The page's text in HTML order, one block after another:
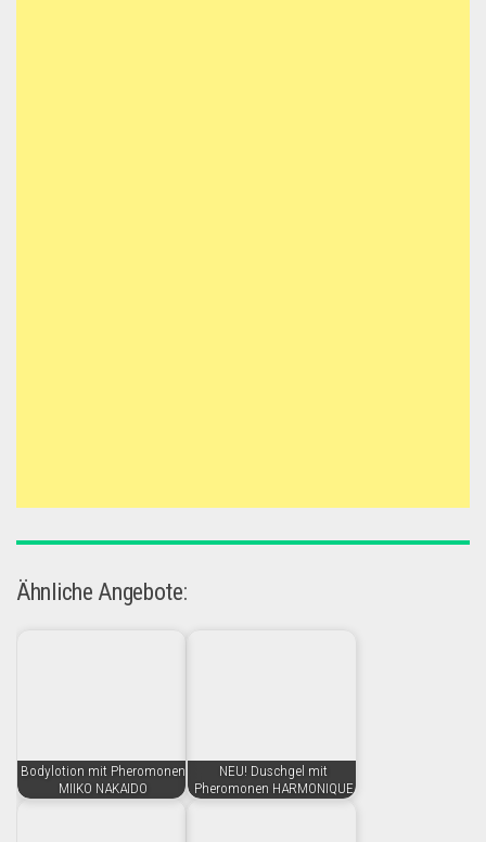
Ähnliche Angebote:
Bodylotion mit Pheromonen
MIIKO NAKAIDO
NEU! Duschgel mit
Pheromonen HARMONIQUE